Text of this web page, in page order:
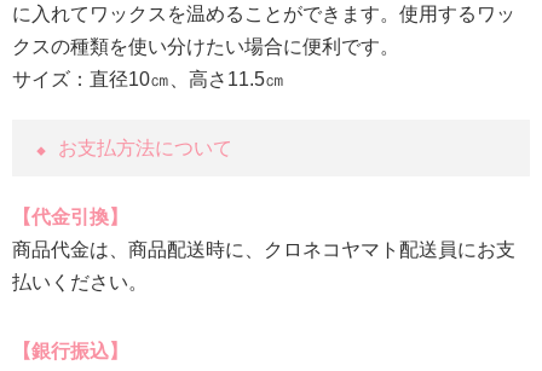
に入れてワックスを温めることができます。使用するワッ
クスの種類を使い分けたい場合に便利です。
サイズ：直径10㎝、高さ11.5㎝
お支払方法について
代金引換
商品代金は、商品配送時に、クロネコヤマト配送員にお支
払いください。
銀行振込